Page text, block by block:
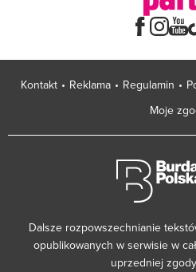
Kontakt Reklama Regulamin
Moje
Dalsze rozpowszechnianie
opublikowanych w serwisie w
uprzedniej